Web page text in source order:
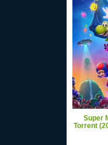
Super
Torrent